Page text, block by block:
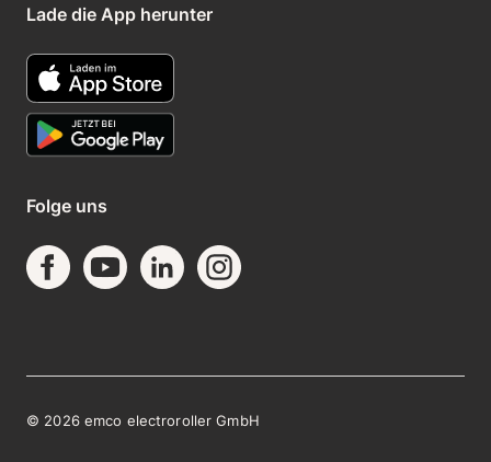
Lade die App herunter
Folge uns
© 2026 emco electroroller GmbH